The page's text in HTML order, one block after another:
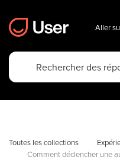
Aller
Toutes les collections
Comment déclencher une